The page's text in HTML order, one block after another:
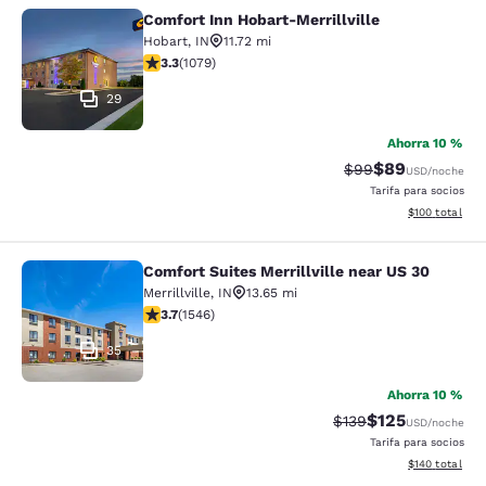
Comfort Inn Hobart-Merrillville
29
Comfort Inn Hobart-Merrillville
Hobart, IN
11.72 mi
calificación de 3.28 estrellas. Bueno. 1079 reseñas
3.3(1079)
Ahorra 10 %
Precio tachado:
$99Precio con
$89USD/noche
Tarifa para socios
Ver detalles
$100 total
Comfort Suites Merrillville near US
35
Comfort Suites Merrillville near US 30
Merrillville, IN
13.65 mi
calificación de 3.69 estrellas. Bueno. 1546 reseñas
3.7(1546)
Ahorra 10 %
Precio tachado:
$139Precio con
$125USD/noche
Tarifa para socios
Ver detalles
$140 total